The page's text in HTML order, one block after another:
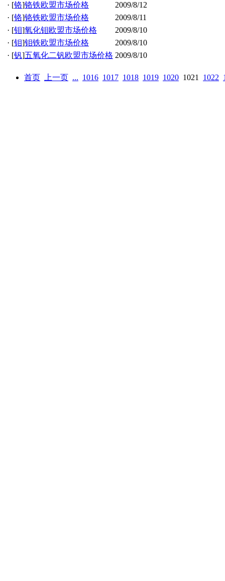
· [铬]铬铁欧盟市场价格
2009/8/12
· [铬]铬铁欧盟市场价格
2009/8/11
· [钼]氧化钼欧盟市场价格
2009/8/10
· [钼]钼铁欧盟市场价格
2009/8/10
· [钒]五氧化二钒欧盟市场价格 2009/8/10
首页 上一页 ... 1016 1017 1018 1019 1020 1021 1022